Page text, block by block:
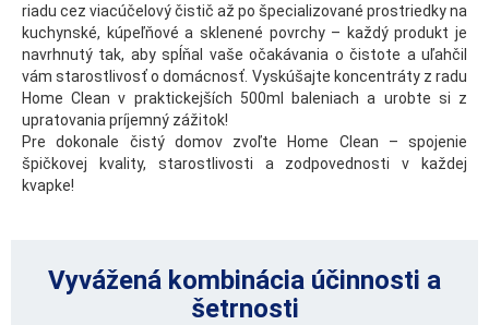
riadu cez viacúčelový čistič až po špecializované prostriedky na
kuchynské, kúpeľňové a sklenené povrchy – každý produkt je
navrhnutý tak, aby spĺňal vaše očakávania o čistote a uľahčil
vám starostlivosť o domácnosť. Vyskúšajte koncentráty z radu
Home Clean v praktickejších 500ml baleniach a urobte si z
upratovania príjemný zážitok!
Pre dokonale čistý domov zvoľte Home Clean – spojenie
špičkovej kvality, starostlivosti a zodpovednosti v každej
kvapke!
Vyvážená kombinácia účinnosti a
šetrnosti